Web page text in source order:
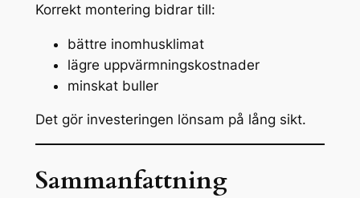
Korrekt montering bidrar till:
bättre inomhusklimat
lägre uppvärmningskostnader
minskat buller
Det gör investeringen lönsam på lång sikt.
Sammanfattning